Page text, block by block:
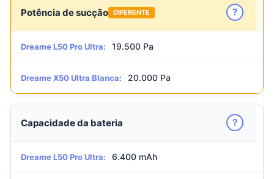
Potência de sucção DIFERENTE ?
Dreame L50 Pro Ultra: 19.500 Pa
Dreame X50 Ultra Blanca: 20.000 Pa
Capacidade da bateria ?
Dreame L50 Pro Ultra: 6.400 mAh